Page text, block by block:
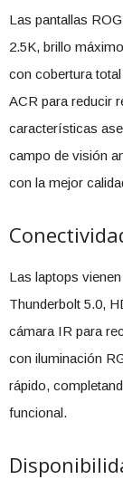
Las pantallas
2.5K, brillo
con cobertura
ACR para reducir
características
campo de visión
con la mejor
Las laptops
Thunderbolt 5.0,
cámara IR para
con iluminación
rápido,
funcional.